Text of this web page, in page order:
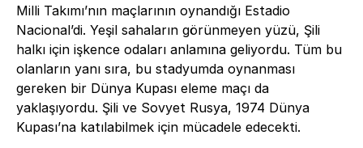
Milli Takımı’nın maçlarının oynandığı Estadio
Nacional’di. Yeşil sahaların görünmeyen yüzü, Şili
halkı için işkence odaları anlamına geliyordu. Tüm bu
olanların yanı sıra, bu stadyumda oynanması
gereken bir Dünya Kupası eleme maçı da
yaklaşıyordu. Şili ve Sovyet Rusya, 1974 Dünya
Kupası’na katılabilmek için mücadele edecekti.